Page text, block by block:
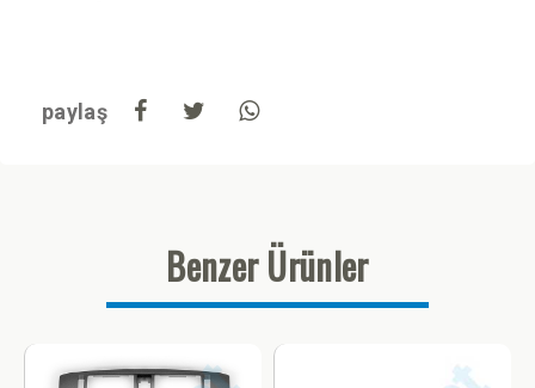
paylaş
Benzer Ürünler